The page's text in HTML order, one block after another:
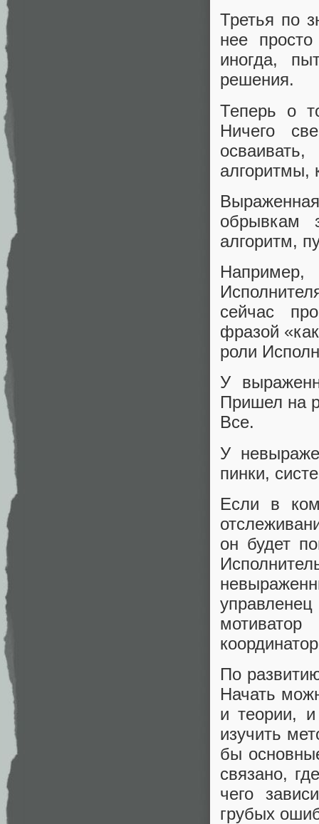
Третья по
нее
иногда,
решения.
Теперь о
Ничего
алгоритмы,
обрывкам
алгоритм,
Например,
сейчас
фразой
роли
У
Пришел на
Все.
У
пинки,
Если в
он будет
По
Начать
и теории,
изучить
бы
связано,
чего
грубых